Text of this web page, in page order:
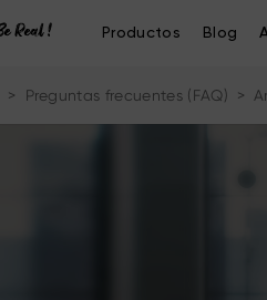
Productos Blog
> Preguntas frecuentes (FAQ) >